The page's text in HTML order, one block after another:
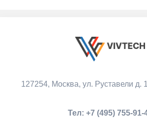
127254, Москва, ул. Руставели д.
Тел: +7 (495) 755-91-